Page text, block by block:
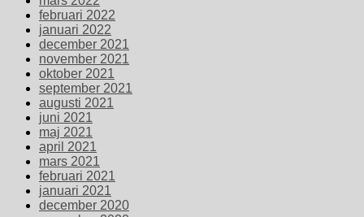
februari 2022
januari 2022
december 2021
november 2021
oktober 2021
september 2021
augusti 2021
juni 2021
maj 2021
april 2021
mars 2021
februari 2021
januari 2021
december 2020